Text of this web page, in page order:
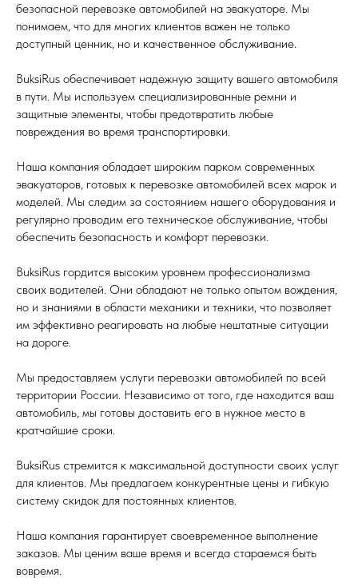
безопасной перевозке автомобилей на эвакуаторе. Мы
понимаем, что для многих клиентов важен не только
доступный ценник, но и качественное обслуживание.
BuksiRus обеспечивает надежную защиту вашего автомобиля
в пути. Мы используем специализированные ремни и
защитные элементы, чтобы предотвратить любые
повреждения во время транспортировки.
Наша компания обладает широким парком современных
эвакуаторов, готовых к перевозке автомобилей всех марок и
моделей. Мы следим за состоянием нашего оборудования и
регулярно проводим его техническое обслуживание, чтобы
обеспечить безопасность и комфорт перевозки.
BuksiRus гордится высоким уровнем профессионализма
своих водителей. Они обладают не только опытом вождения,
но и знаниями в области механики и техники, что позволяет
им эффективно реагировать на любые нештатные ситуации
на дороге.
Мы предоставляем услуги перевозки автомобилей по всей
территории России. Независимо от того, где находится ваш
автомобиль, мы готовы доставить его в нужное место в
кратчайшие сроки.
BuksiRus стремится к максимальной доступности своих услуг
для клиентов. Мы предлагаем конкурентные цены и гибкую
систему скидок для постоянных клиентов.
Наша компания гарантирует своевременное выполнение
заказов. Мы ценим ваше время и всегда стараемся быть
вовремя.